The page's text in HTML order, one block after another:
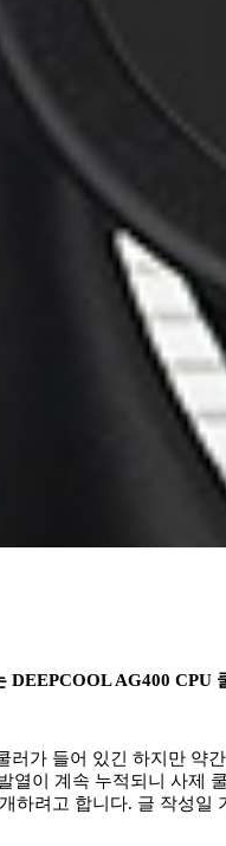
DEEPCOOL AG400 CPU
러가 들어 있긴 하지만
열이 계속 누적되니 사제
하려고 합니다. 글 작성